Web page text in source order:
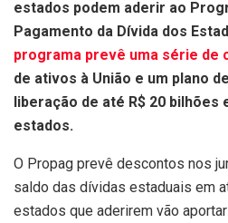
estados podem aderir ao
Pagamento da Dívida dos
programa prevê uma série de
de ativos à União e um plano
liberação de até R$ 20
estados.
O Propag prevê descontos nos
saldo das dívidas estaduais em
estados que aderirem vão